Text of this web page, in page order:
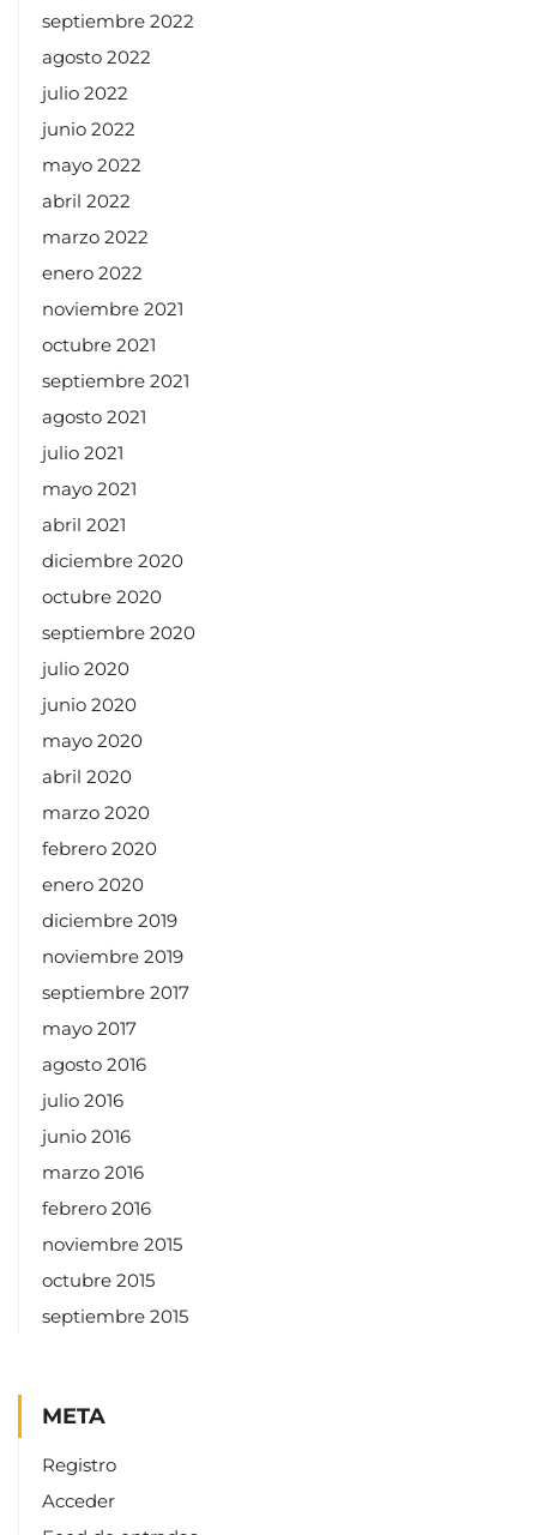
septiembre 2022
agosto 2022
julio 2022
junio 2022
mayo 2022
abril 2022
marzo 2022
enero 2022
noviembre 2021
octubre 2021
septiembre 2021
agosto 2021
julio 2021
mayo 2021
abril 2021
diciembre 2020
octubre 2020
septiembre 2020
julio 2020
junio 2020
mayo 2020
abril 2020
marzo 2020
febrero 2020
enero 2020
diciembre 2019
noviembre 2019
septiembre 2017
mayo 2017
agosto 2016
julio 2016
junio 2016
marzo 2016
febrero 2016
noviembre 2015
octubre 2015
septiembre 2015
META
Registro
Acceder